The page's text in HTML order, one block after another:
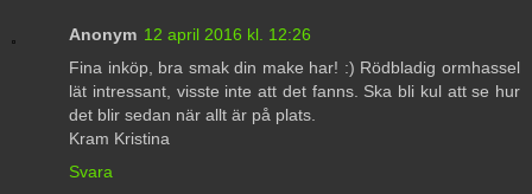
Anonym 12 april 2016 kl. 12:26
Fina inköp, bra smak din make har! :) Rödbladig ormhassel
lät intressant, visste inte att det fanns. Ska bli kul att se hur
det blir sedan när allt är på plats.
Kram Kristina
Svara